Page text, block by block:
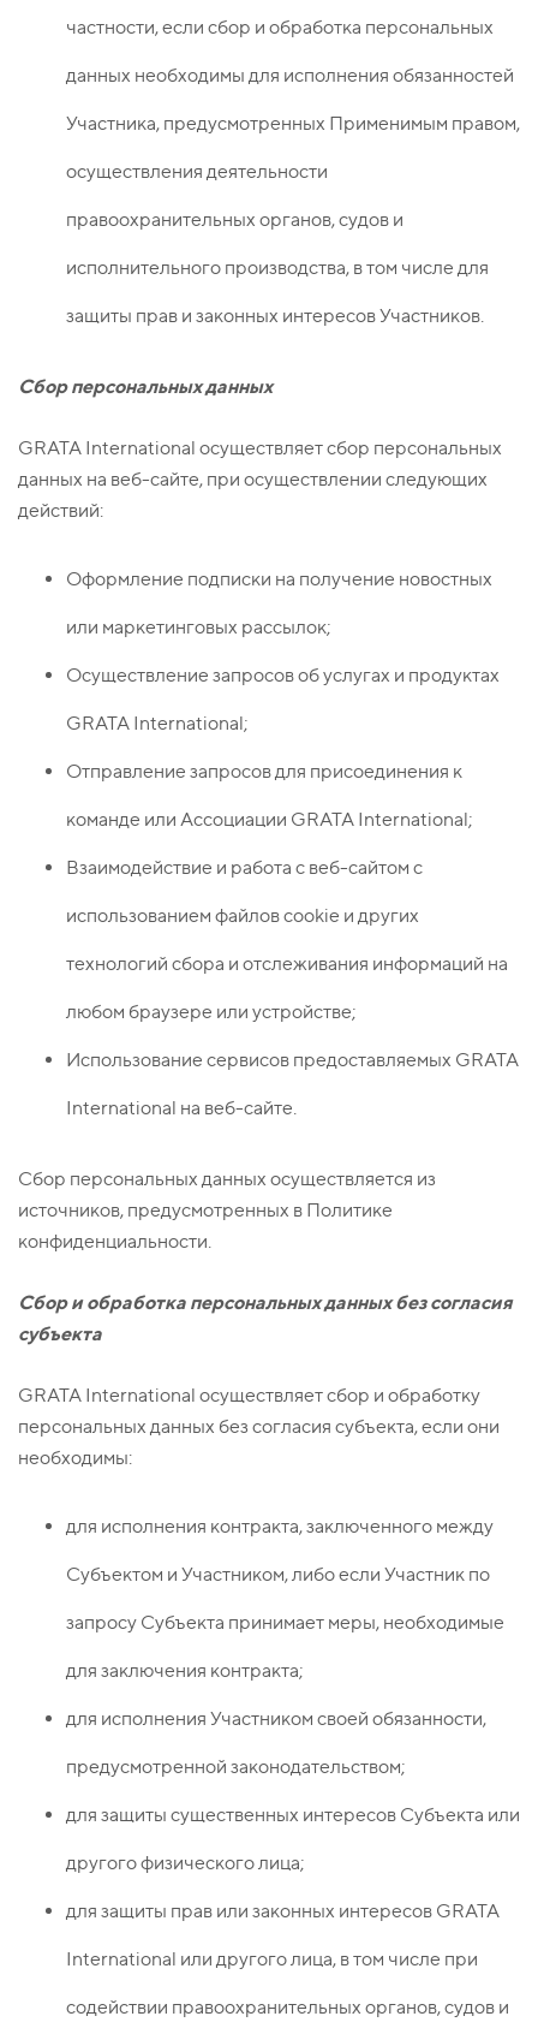
частности, если сбор и обработка персональных
данных необходимы для исполнения обязанностей
Участника, предусмотренных Применимым правом,
осуществления деятельности
правоохранительных органов, судов и
исполнительного производства, в том числе для
защиты прав и законных интересов Участников.
Сбор персональных данных
GRATA International осуществляет сбор персональных
данных на веб-сайте, при осуществлении следующих
действий:
Оформление подписки на получение новостных
или маркетинговых рассылок;
Осуществление запросов об услугах и продуктах
GRATA International;
Отправление запросов для присоединения к
команде или Ассоциации GRATA International;
Взаимодействие и работа с веб-сайтом с
использованием файлов cookie и других
технологий сбора и отслеживания информаций на
любом браузере или устройстве;
Использование сервисов предоставляемых GRATA
International на веб-сайте.
Сбор персональных данных осуществляется из
источников, предусмотренных в Политике
конфиденциальности.
Сбор и обработка персональных данных без согласия
субъекта
GRATA International осуществляет сбор и обработку
персональных данных без согласия субъекта, если они
необходимы:
для исполнения контракта, заключенного между
Субъектом и Участником, либо если Участник по
запросу Субъекта принимает меры, необходимые
для заключения контракта;
для исполнения Участником своей обязанности,
предусмотренной законодательством;
для защиты существенных интересов Субъекта или
другого физического лица;
для защиты прав или законных интересов GRATA
International или другого лица, в том числе при
содействии правоохранительных органов, судов и